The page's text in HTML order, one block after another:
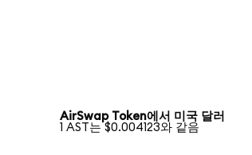
AirSwap Token에서 미국 달러
1 AST는 $0.004123와 같음